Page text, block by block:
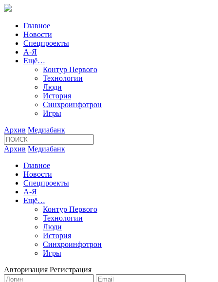
Главное
Новости
Спецпроекты
А-Я
Ещё…
Контур Первого
Технологии
Люди
История
Синхроинфотрон
Игры
Архив Медиабанк
Архив Медиабанк
Главное
Новости
Спецпроекты
А-Я
Ещё…
Контур Первого
Технологии
Люди
История
Синхроинфотрон
Игры
Авторизация Регистрация